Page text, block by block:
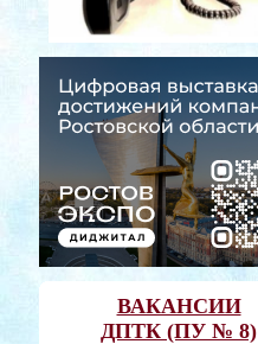
ВАКАНСИИ
ДПТК (ПУ № 8)